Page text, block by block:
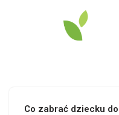
Co zabrać dziecku